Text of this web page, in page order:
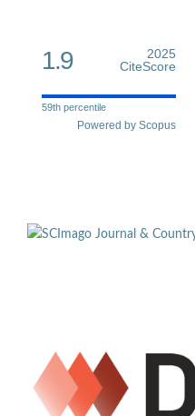
1.9
2025
CiteScore
59th percentile
Powered by Scopus